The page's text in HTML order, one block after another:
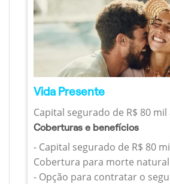
Vida Presente
Capital segurado de R$ 80
Coberturas e benefícios
- Capital segurado de R$ 80
Cobertura para morte
- Opção para contratar o